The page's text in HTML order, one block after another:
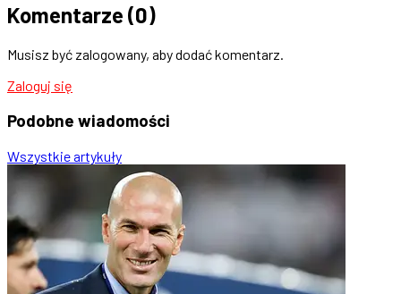
Komentarze (0)
Musisz być zalogowany, aby dodać komentarz.
Zaloguj się
Podobne wiadomości
Wszystkie artykuły